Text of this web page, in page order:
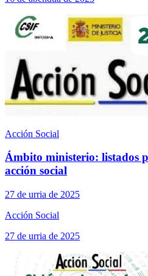
Acción Social
Ámbito ministerio: listados
acción social
27 de urria de 2025
Acción Social
27 de urria de 2025